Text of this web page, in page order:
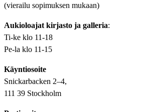
(vierailu sopimuksen mukaan)
Aukioloajat kirjasto ja galleria:
Ti-ke klo 11-18
Pe-la klo 11-15
Käyntiosoite
Snickarbacken 2–4,
111 39 Stockholm